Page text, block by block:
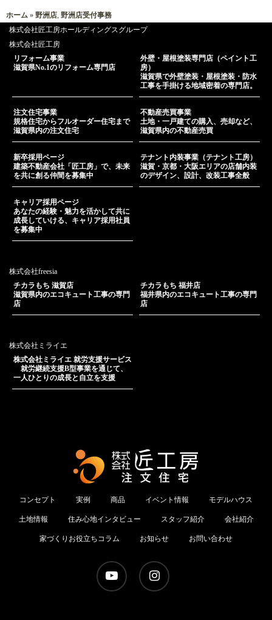
ホーム » 野洲店, 野洲店受付事務
株式会社匠工房ホールディングスグループ
株式会社匠工房
リフォーム事業
滋賀県No.1のリフォーム専門店
外壁・屋根塗装専門店（ペイント工
房）
滋賀県で外壁塗装・屋根塗装・防水
工事を手掛ける地域密着の専門店。
注文住宅事業
規格住宅からフルオーダー住宅まで
滋賀県内の注文住宅
不動産売買事業
土地・一戸建ての購入、売却など、
滋賀県内の不動産売買
新卒採用ページ
建築不動産会社「匠工房」で、未来
を共に創る仲間を募集中
テナント内装事業（テナント工房）
滋賀・京都・大阪エリアの店舗内装
のデザイン、設計、改装工事全般
キャリア採用ページ
あなたの経験・魅力を活かして共に
成長していける、キャリア採用社員
を募集中
株式会社freesia
チカラもち 滋賀店
滋賀県内のエコキュート工事の専門
店
チカラもち 福井店
福井県内のエコキュート工事の専門
店
株式会社ミライエ
株式会社ミライエ 就労支援サービス
就労継続支援B型事業を通じて、
一人ひとりの成長と自立を支援
コンセプト 実例 商品 イベント情報 モデルハウス
土地情報 住み心地インタビュー スタッフ紹介 会社紹介
家づくりお役立ちコラム お知らせ お問い合わせ
youtube instagram